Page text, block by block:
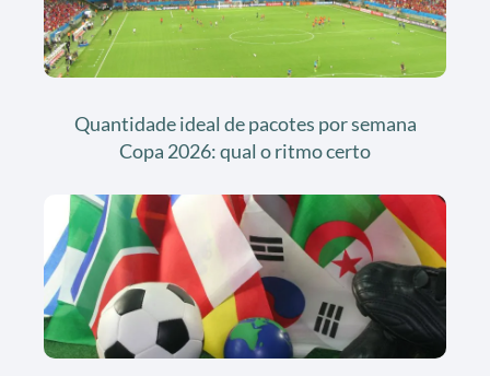
Quantidade ideal de pacotes por semana
Copa 2026: qual o ritmo certo